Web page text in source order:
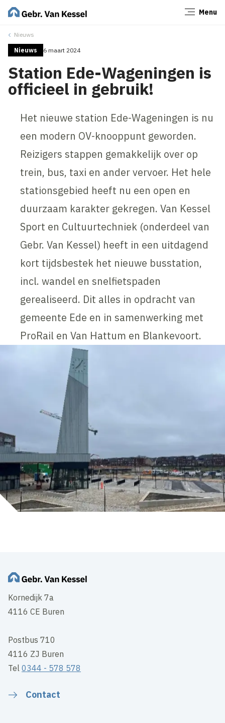
Menu
Nieuws
Nieuws 6 maart 2024
Station Ede-Wageningen is
officieel in gebruik!
Het nieuwe station Ede-Wageningen is nu
een modern OV-knooppunt geworden.
Reizigers stappen gemakkelijk over op
trein, bus, taxi en ander vervoer. Het hele
stationsgebied heeft nu een open en
duurzaam karakter gekregen. Van Kessel
Sport en Cultuurtechniek (onderdeel van
Gebr. Van Kessel) heeft in een uitdagend
kort tijdsbestek het nieuwe busstation,
incl. wandel en snelfietspaden
gerealiseerd. Dit alles in opdracht van
gemeente Ede en in samenwerking met
ProRail en Van Hattum en Blankevoort.
Kornedijk 7a
4116 CE Buren
Postbus 710
4116 ZJ Buren
Tel0344 - 578 578
Contact
Sluiten